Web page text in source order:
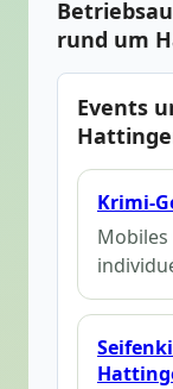
rund um
Events
Krimi-